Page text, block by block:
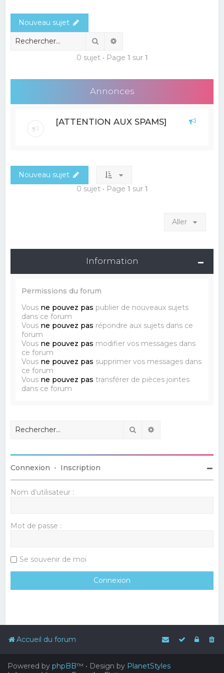
r
Nouveau sujet
Rechercher
0 sujet • Page 1 sur 1
Annonces
[ATTENTION AUX SPAMS]
Nouveau sujet
0 sujet • Page 1 sur 1
Aller
Information
Permissions du forum
Vous ne pouvez pas publier de nouveaux sujets
dans ce forum
Vous ne pouvez pas répondre aux sujets dans ce
forum
Vous ne pouvez pas modifier vos messages dans
ce forum
Vous ne pouvez pas supprimer vos messages dans
ce forum
Vous ne pouvez pas transférer de pièces jointes
dans ce forum
Rechercher
Connexion • Inscription
Nom d’utilisateur :
Mot de passe :
Se souvenir de moi
Accueil du forum
Powered by phpBB™ • Design by PlanetStyles